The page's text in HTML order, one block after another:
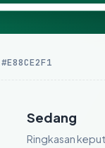
Sedang
Ringkasan